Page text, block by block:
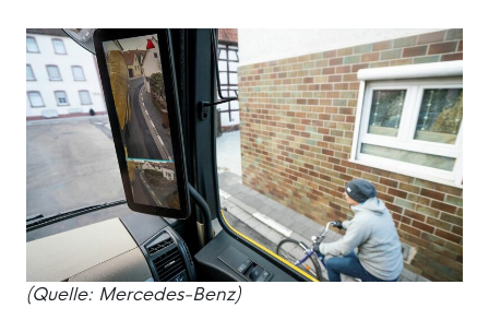
(Quelle: Mercedes-Benz)